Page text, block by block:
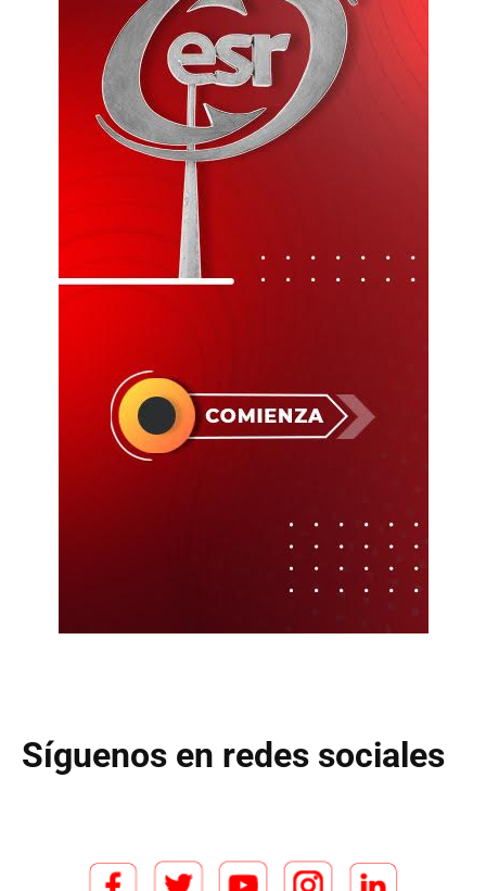
Síguenos en redes sociales